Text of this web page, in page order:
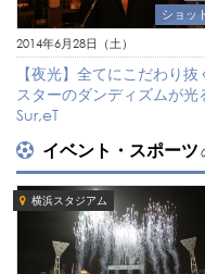
ショッ
2014年6月28日（土）
【夜光】全てにこだわり抜
スターのダンディズムが光
Sur,eT
イベント・スポーツ
横浜スタジアム